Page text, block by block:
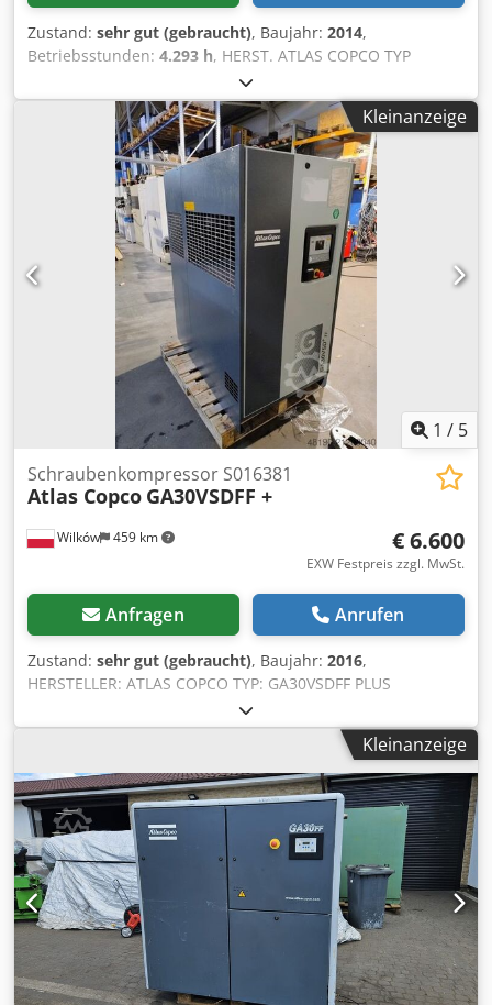
Zustand: sehr gut (gebraucht), Baujahr: 2014,
Betriebsstunden: 4.293 h, HERST. ATLAS COPCO TYP
GA30FF SER.-NR. API325798 BAUJAHR 2014 LEISTUNG (kW)
30 LIEFERMENGE (m3/min) 5,4 DRUCK (bar) 7,25
BETRIEBSSTUNDEN (DOK./GES.) 4293
FREQUENZUMRICHTER nein INTEGRIERTER Trockner ja,
R134a 0,54 kg WÄRMETAUSCHER nein Dkjdpfeylwlmsx Am
Ajr GEKÜHLT (LUFT/WASSER) Luft AUF BEHÄLTER nein
Kleinanzeige
1 / 5
Wilków 459 km
Schraubenkompressor S016381
Atlas Copco GA30VSDFF +
€ 6.600
EXW Festpreis zzgl. MwSt.
Anfragen Anrufen
Zustand: sehr gut (gebraucht), Baujahr: 2016,
HERSTELLER: ATLAS COPCO TYP: GA30VSDFF PLUS
Seriennummer: API830397 Baujahr: 2016 Leistung (kW): 30
Liefermenge (m3/min): 5,84 Dkodpfx Aeyh Ugksm Asr Druck
(bar): 12,75 Betriebsstunden (Dokumentiert/Gesamt):
Frequenzumrichter: ja Eingebauter Trockner: ja, R410a 1,1
kg
Kleinanzeige